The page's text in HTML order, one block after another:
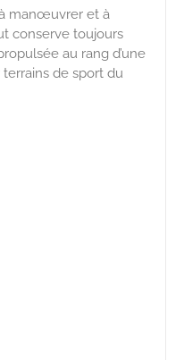
manœuvrer et à
conserve toujours
au rang d’une
de sport du